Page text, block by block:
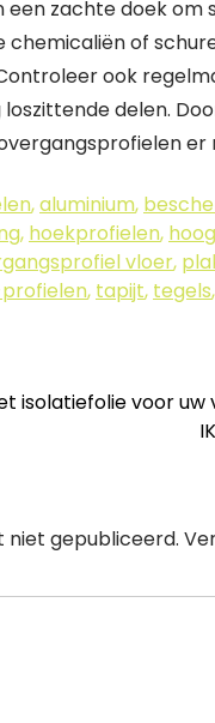
zachte doek om
chemicaliën of
ook
delen.
er
,aluminium,
, hoekprofielen,
vloer,
, tapijt, tegels,
isolatiefolie voor uw
gepubliceerd.